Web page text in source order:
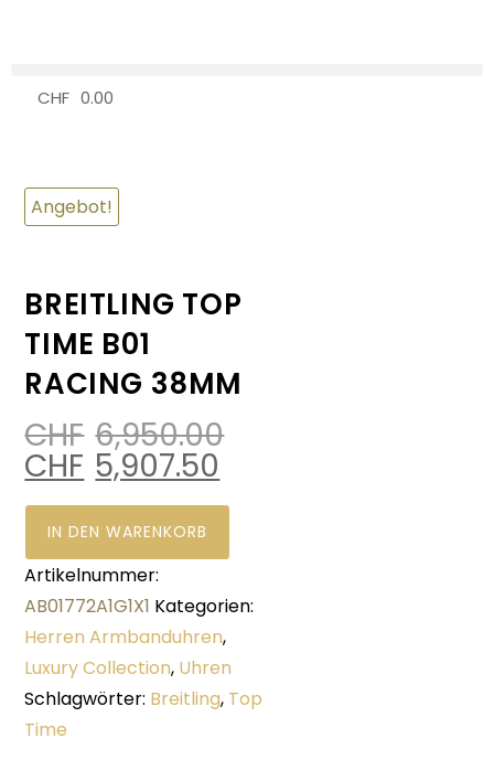
CHF 0.00
Angebot!
BREITLING TOP
TIME B01
RACING 38MM
CHF 6,950.00
CHF 5,907.50
IN DEN WARENKORB
Artikelnummer:
AB01772A1G1X1 Kategorien:
Herren Armbanduhren,
Luxury Collection, Uhren
Schlagwörter: Breitling, Top
Time